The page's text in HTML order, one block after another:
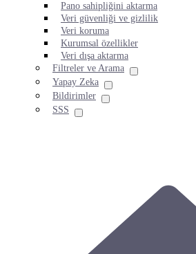
Pano sahipliğini aktarma
Veri güvenliği ve gizlilik
Veri koruma
Kurumsal özellikler
Veri dışa aktarma
Filtreler ve Arama
Yapay Zeka
Bildirimler
SSS